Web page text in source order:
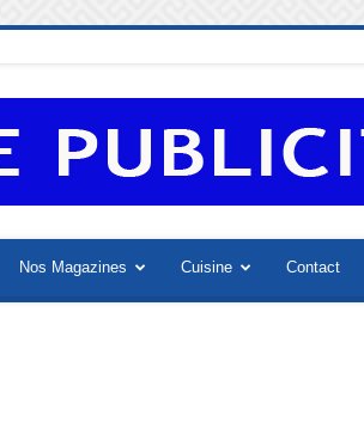
Nos Magazines Cuisine Contact